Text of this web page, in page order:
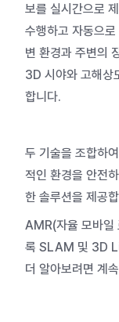
보를 실시간으로
수행하고 자동으
변 환경과 주변의
3D 시야와 고해상
합니다.
두 기술을 조합하
적인 환경을 안전
한 솔루션을 제공
AMR(자율 모바일
록 SLAM 및 3D
더 알아보려면 계